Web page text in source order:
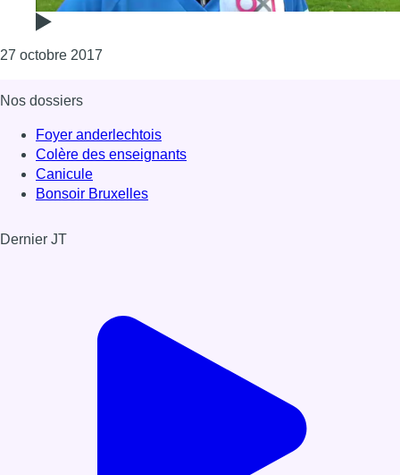
27 octobre 2017
Nos dossiers
Foyer anderlechtois
Colère des enseignants
Canicule
Bonsoir Bruxelles
Dernier JT